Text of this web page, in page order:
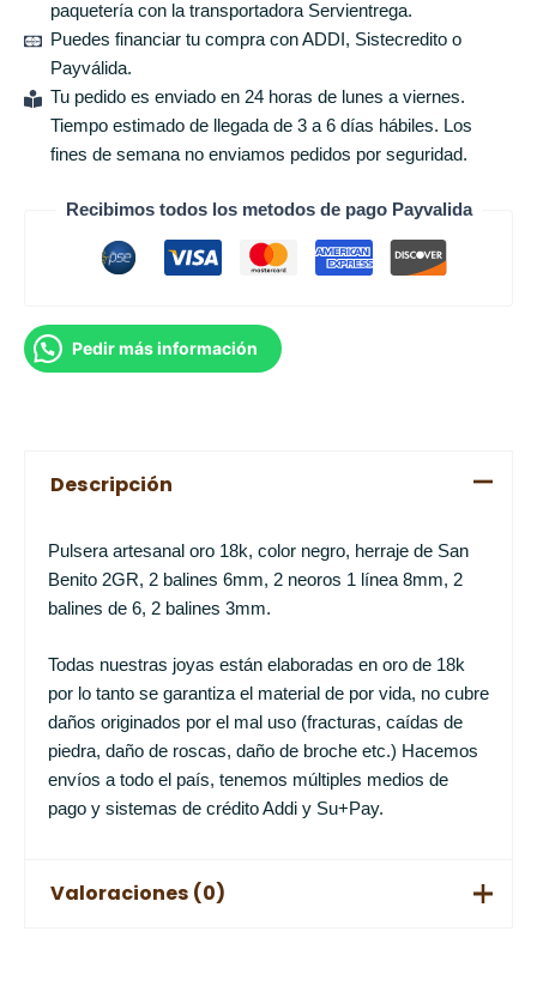
paquetería con la transportadora Servientrega.
Puedes financiar tu compra con ADDI, Sistecredito o
Payválida.
Tu pedido es enviado en 24 horas de lunes a viernes.
Tiempo estimado de llegada de 3 a 6 días hábiles. Los
fines de semana no enviamos pedidos por seguridad.
Recibimos todos los metodos de pago Payvalida
Pedir más información
Descripción
Pulsera artesanal oro 18k, color negro, herraje de San
Benito 2GR, 2 balines 6mm, 2 neoros 1 línea 8mm, 2
balines de 6, 2 balines 3mm.
Todas nuestras joyas están elaboradas en oro de 18k
por lo tanto se garantiza el material de por vida, no cubre
daños originados por el mal uso (fracturas, caídas de
piedra, daño de roscas, daño de broche etc.) Hacemos
envíos a todo el país, tenemos múltiples medios de
pago y sistemas de crédito Addi y Su+Pay.
Valoraciones (0)